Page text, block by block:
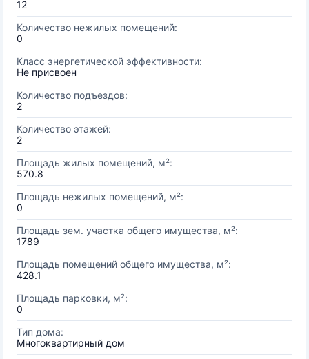
12
Количество нежилых помещений:
0
Класс энергетической эффективности:
Не присвоен
Количество подъездов:
2
Количество этажей:
2
Площадь жилых помещений, м²:
570.8
Площадь нежилых помещений, м²:
0
Площадь зем. участка общего имущества, м²:
1789
Площадь помещений общего имущества, м²:
428.1
Площадь парковки, м²:
0
Тип дома:
Многоквартирный дом